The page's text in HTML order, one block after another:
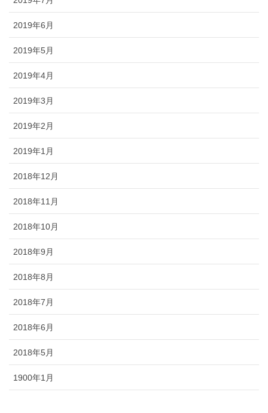
2019年6月
2019年5月
2019年4月
2019年3月
2019年2月
2019年1月
2018年12月
2018年11月
2018年10月
2018年9月
2018年8月
2018年7月
2018年6月
2018年5月
1900年1月